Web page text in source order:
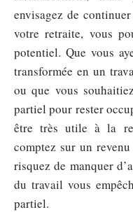
envisagez de
votre retraite, vous
potentiel. Que vous
transformée en un
ou que vous
partiel pour rester
être très utile à la
comptez sur un
risquez de manquer
du travail vous
partiel.